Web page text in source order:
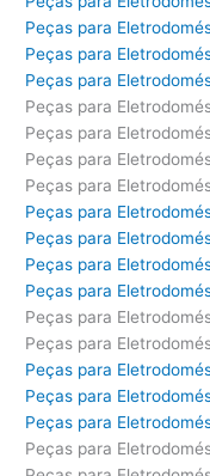
Peças para
Peças para
Peças para
Peças para
Peças para
Peças para
Peças para
Peças para
Peças para
Peças para
Peças para
Peças para
Peças para
Peças para
Peças para
Peças para
Peças para